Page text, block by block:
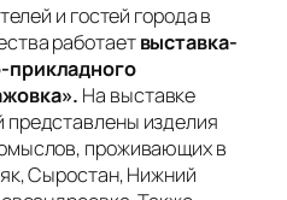
и гостей города в
работаетвыставка-
прикладного
На выставке
изделия
проживающих в
Сыростан, Нижний